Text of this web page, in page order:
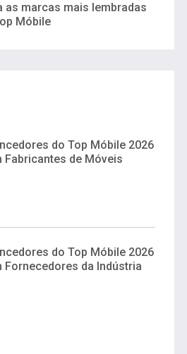
as marcas mais lembradas
Móbile
do Top Móbile 2026
Fabricantes de Móveis
do Top Móbile 2026
Fornecedores da Indústria